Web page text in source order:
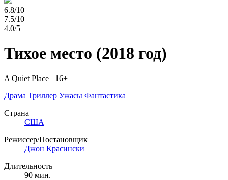
6.8/10
7.5/10
4.0/5
Тихое место (2018 год)
A Quiet Place 16+
Драма Триллер Ужасы Фантастика
Страна
США
Режиссер/Постановщик
Джон Красински
Длительность
90 мин.